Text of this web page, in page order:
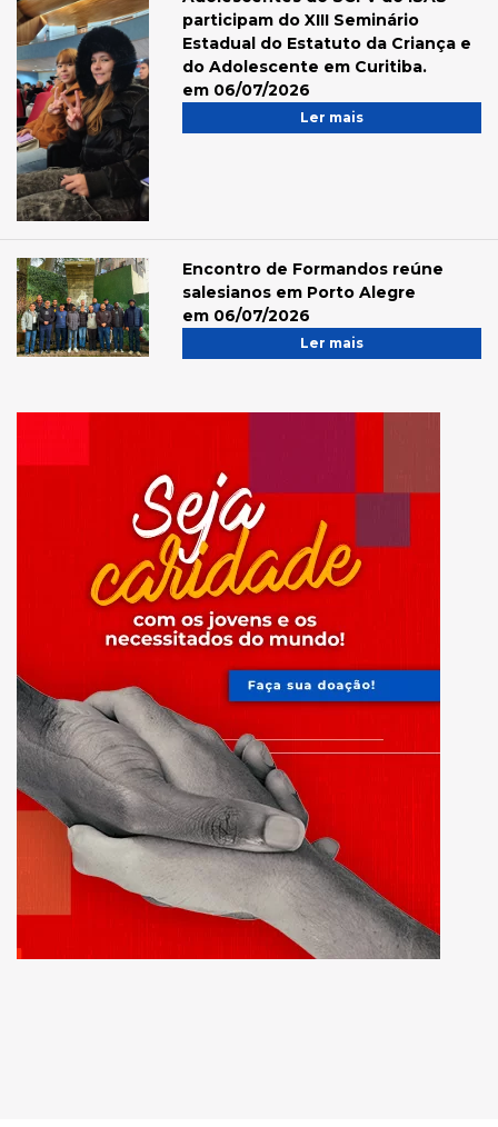
participam do XIII Seminário
Estadual do Estatuto da Criança e
do Adolescente em Curitiba.
em 06/07/2026
Ler mais
Encontro de Formandos reúne
salesianos em Porto Alegre
em 06/07/2026
Ler mais